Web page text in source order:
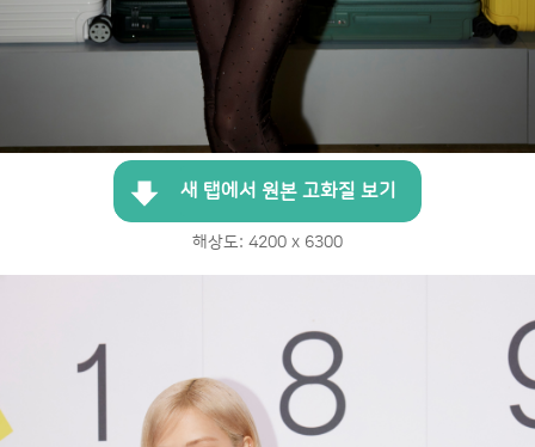
새 탭에서 원본 고화질 보기
해상도: 4200 x 6300